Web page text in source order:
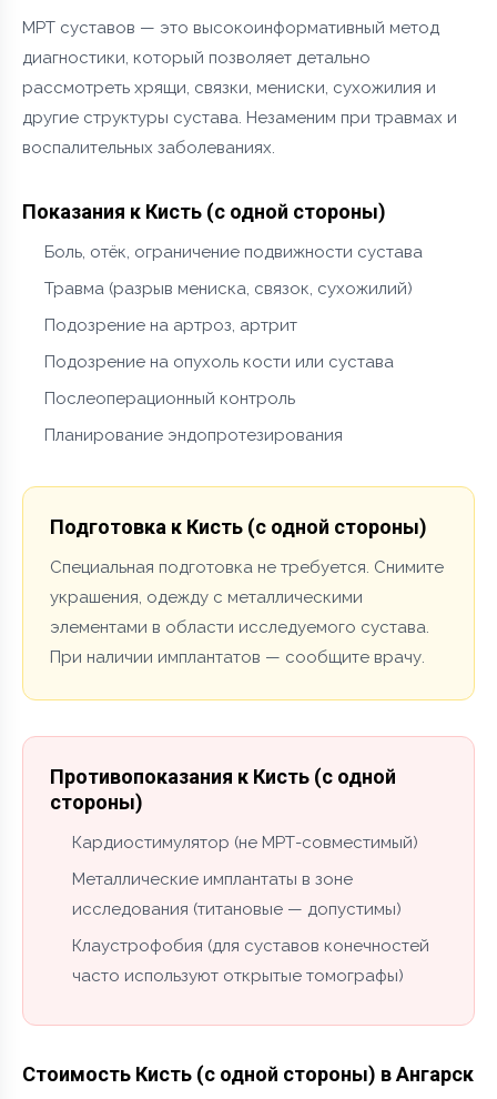
МРТ суставов — это высокоинформативный метод
диагностики, который позволяет детально
рассмотреть хрящи, связки, мениски, сухожилия и
другие структуры сустава. Незаменим при травмах и
воспалительных заболеваниях.
Показания к Кисть (с одной стороны)
Боль, отёк, ограничение подвижности сустава
Травма (разрыв мениска, связок, сухожилий)
Подозрение на артроз, артрит
Подозрение на опухоль кости или сустава
Послеоперационный контроль
Планирование эндопротезирования
Подготовка к Кисть (с одной стороны)
Специальная подготовка не требуется. Снимите
украшения, одежду с металлическими
элементами в области исследуемого сустава.
При наличии имплантатов — сообщите врачу.
Противопоказания к Кисть (с одной
стороны)
Кардиостимулятор (не МРТ-совместимый)
Металлические имплантаты в зоне
исследования (титановые — допустимы)
Клаустрофобия (для суставов конечностей
часто используют открытые томографы)
Стоимость Кисть (с одной стороны) в Ангарск